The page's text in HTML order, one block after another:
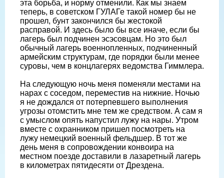
эта борьба, и норму отменили. Как мы знаем
теперь, в советском ГУЛАГе такой номер бы не
прошел, бунт закончился бы жестокой
расправой. И здесь было бы все иначе, если бы
лагерь был подчинен эсэсовцам. Но это был
обычный лагерь военнопленных, подчиненный
армейским структурам, где порядки были менее
суровы, чем в концлагерях ведомства Гиммлера.
На следующую ночь меня поменяли местами на
нарах с соседом, переместив на нижние. Ночью
я не дождался от потерпевшего выполнения
угрозы отомстить мне тем же средством. А сам я
с умыслом опять напустил лужу на нары. Утром
вместе с охранником пришел посмотреть на
лужу немецкий военный фельдшер. В тот же
день меня в сопровождении конвоира на
местном поезде доставили в лазаретный лагерь
в километрах пятидесяти от Дрездена.